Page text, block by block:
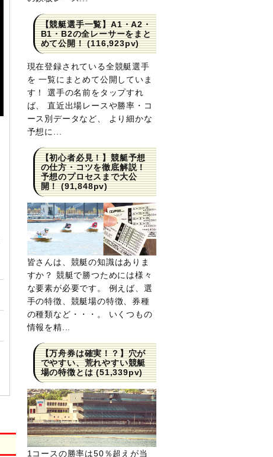
【競艇選手一覧】A1・A2・
B1・B2の全レーサーをまと
めて公開！(116,923pv)
現在登録されている全競艇選手
を 一覧にまとめて公開していま
す！ 選手の名前をタップすれ
ば、 直近出場レースや勝率・コ
ース別データなど、 より細かな
予想に...
【初心者必見！】競艇予想
の仕方・コツを徹底解説！
予想のプロセスまで大公
開！(91,848pv)
皆さんは、競艇の知識はありま
すか？ 競艇で勝つためには様々
な要素が必要です。 例えば、選
手の特徴、競艇場の特徴、券種
の種類など・・・。 いくつもの
情報を精...
【万舟券は確実！？】穴が
でやすい、荒れやすい競艇
場の特徴とは(51,339pv)
1コースの勝率は50％超えが当